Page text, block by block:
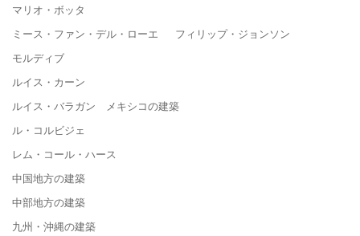
マリオ・ボッタ
ミース・ファン・デル・ローエ フィリップ・ジョンソン
モルディブ
ルイス・カーン
ルイス・バラガン メキシコの建築
ル・コルビジェ
レム・コール・ハース
中国地方の建築
中部地方の建築
九州・沖縄の建築